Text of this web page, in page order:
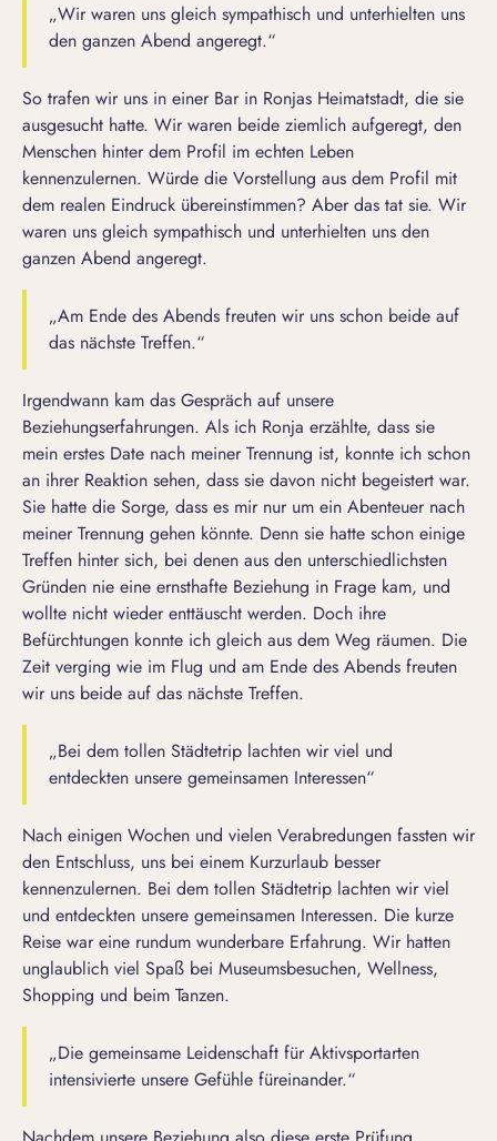
„Wir waren uns gleich sympathisch und unterhielten uns
den ganzen Abend angeregt.“
So trafen wir uns in einer Bar in Ronjas Heimatstadt, die sie
ausgesucht hatte. Wir waren beide ziemlich aufgeregt, den
Menschen hinter dem Profil im echten Leben
kennenzulernen. Würde die Vorstellung aus dem Profil mit
dem realen Eindruck übereinstimmen? Aber das tat sie. Wir
waren uns gleich sympathisch und unterhielten uns den
ganzen Abend angeregt.
„Am Ende des Abends freuten wir uns schon beide auf
das nächste Treffen.“
Irgendwann kam das Gespräch auf unsere
Beziehungserfahrungen. Als ich Ronja erzählte, dass sie
mein erstes Date nach meiner Trennung ist, konnte ich schon
an ihrer Reaktion sehen, dass sie davon nicht begeistert war.
Sie hatte die Sorge, dass es mir nur um ein Abenteuer nach
meiner Trennung gehen könnte. Denn sie hatte schon einige
Treffen hinter sich, bei denen aus den unterschiedlichsten
Gründen nie eine ernsthafte Beziehung in Frage kam, und
wollte nicht wieder enttäuscht werden. Doch ihre
Befürchtungen konnte ich gleich aus dem Weg räumen. Die
Zeit verging wie im Flug und am Ende des Abends freuten
wir uns beide auf das nächste Treffen.
„Bei dem tollen Städtetrip lachten wir viel und
entdeckten unsere gemeinsamen Interessen“
Nach einigen Wochen und vielen Verabredungen fassten wir
den Entschluss, uns bei einem Kurzurlaub besser
kennenzulernen. Bei dem tollen Städtetrip lachten wir viel
und entdeckten unsere gemeinsamen Interessen. Die kurze
Reise war eine rundum wunderbare Erfahrung. Wir hatten
unglaublich viel Spaß bei Museumsbesuchen, Wellness,
Shopping und beim Tanzen.
„Die gemeinsame Leidenschaft für Aktivsportarten
intensivierte unsere Gefühle füreinander.“